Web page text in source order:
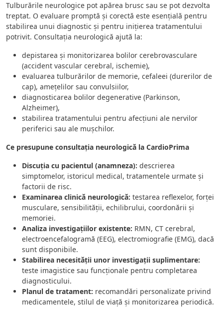
Tulburările neurologice pot apărea brusc sau se pot dezvolta
treptat. O evaluare promptă și corectă este esențială pentru
stabilirea unui diagnostic și pentru inițierea tratamentului
potrivit. Consultația neurologică ajută la:
depistarea și monitorizarea bolilor cerebrovasculare
(accident vascular cerebral, ischemie),
evaluarea tulburărilor de memorie, cefaleei (durerilor de
cap), amețelilor sau convulsiilor,
diagnosticarea bolilor degenerative (Parkinson,
Alzheimer),
stabilirea tratamentului pentru afecțiuni ale nervilor
periferici sau ale mușchilor.
Ce presupune consultația neurologică la CardioPrima
Discuția cu pacientul (anamneza): descrierea
simptomelor, istoricul medical, tratamentele urmate și
factorii de risc.
Examinarea clinică neurologică: testarea reflexelor, forței
musculare, sensibilității, echilibrului, coordonării și
memoriei.
Analiza investigațiilor existente: RMN, CT cerebral,
electroencefalogramă (EEG), electromiografie (EMG), dacă
sunt disponibile.
Stabilirea necesității unor investigații suplimentare:
teste imagistice sau funcționale pentru completarea
diagnosticului.
Planul de tratament: recomandări personalizate privind
medicamentele, stilul de viață și monitorizarea periodică.